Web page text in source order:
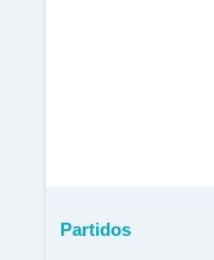
Partidos